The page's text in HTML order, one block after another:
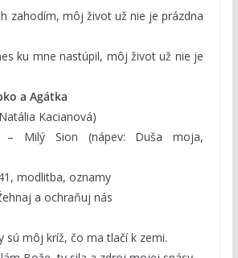
zahodím, môj život už nie je prázdna
ku mne nastúpil, môj život už nie je
a Agátka
Kacianová)
– Milý Sion (nápev: Duša moja,
modlitba, oznamy
a ochraňuj nás
sú môj kríž, čo ma tlačí k zemi.